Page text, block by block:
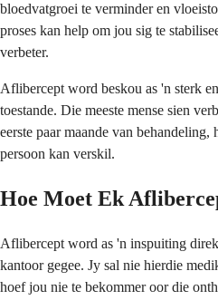
bloedvatgroei te verminder en
proses kan help om jou sig te
verbeter.
Aflibercept word beskou as 'n sterk
toestande. Die meeste mense sien
eerste paar maande van
persoon kan verskil.
Hoe Moet Ek
Aflibercept word as 'n inspuiting
kantoor gegee. Jy sal nie hierdie
hoef jou nie te bekommer oor die